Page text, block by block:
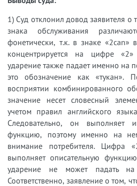
1) Суд отклонил довод заявителя о
знака обслуживания
фонетически, т.к. в знаке «2can»
концентрируется на цифре
ударение также падает именно на
это обозначение как
восприятии комбинированного
значение несет словесный
учетом правил английского
Следовательно, он выполняет
функцию, поэтому именно на
внимание потребителя. Цифра
выполняет описательную
ударение не может падать
Соответственно, заявление о том,